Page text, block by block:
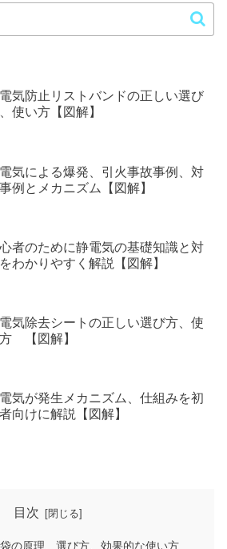
気防止リストバンドの正しい選び
使い方【図解】
気による爆発、引火事故事例、対
例とメカニズム【図解】
者のために静電気の基礎知識と対
わかりやすく解説【図解】
気除去シートの正しい選び方、使
【図解】
気が発生メカニズム、仕組みを初
向けに解説【図解】
目次
の原理、選び方、効果的な使い方